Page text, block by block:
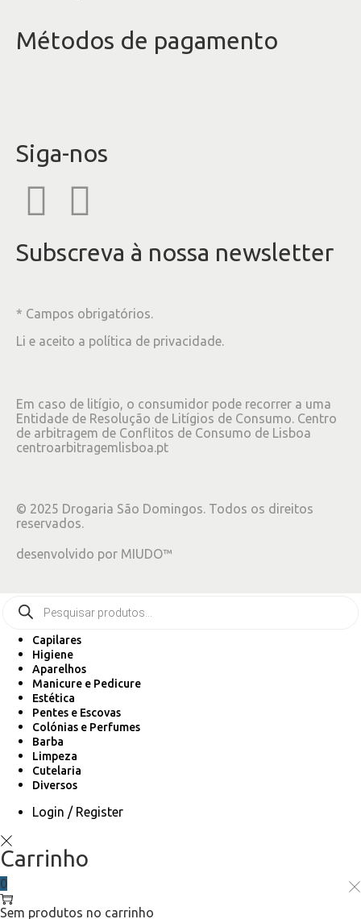
Métodos de pagamento
Siga-nos
Subscreva à nossa newsletter
* Campos obrigatórios.
Li e aceito a política de privacidade.
Em caso de litígio, o consumidor pode recorrer a uma
Entidade de Resolução de Litígios de Consumo. Centro
de arbitragem de Conflitos de Consumo de Lisboa
centroarbitragemlisboa.pt
© 2025 Drogaria São Domingos. Todos os direitos
reservados.
desenvolvido por MIUDO™
Capilares
Higiene
Aparelhos
Manicure e Pedicure
Estética
Pentes e Escovas
Colónias e Perfumes
Barba
Limpeza
Cutelaria
Diversos
Login / Register
Carrinho
0
Sem produtos no carrinho